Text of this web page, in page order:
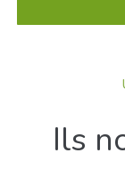
Ils